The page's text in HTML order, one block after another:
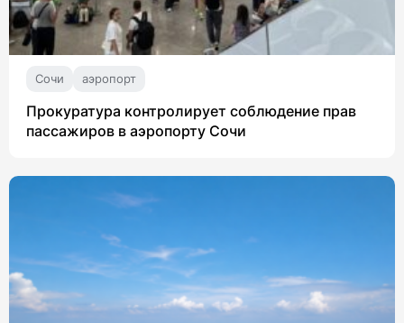
Сочи аэропорт
Прокуратура контролирует соблюдение прав
пассажиров в аэропорту Сочи